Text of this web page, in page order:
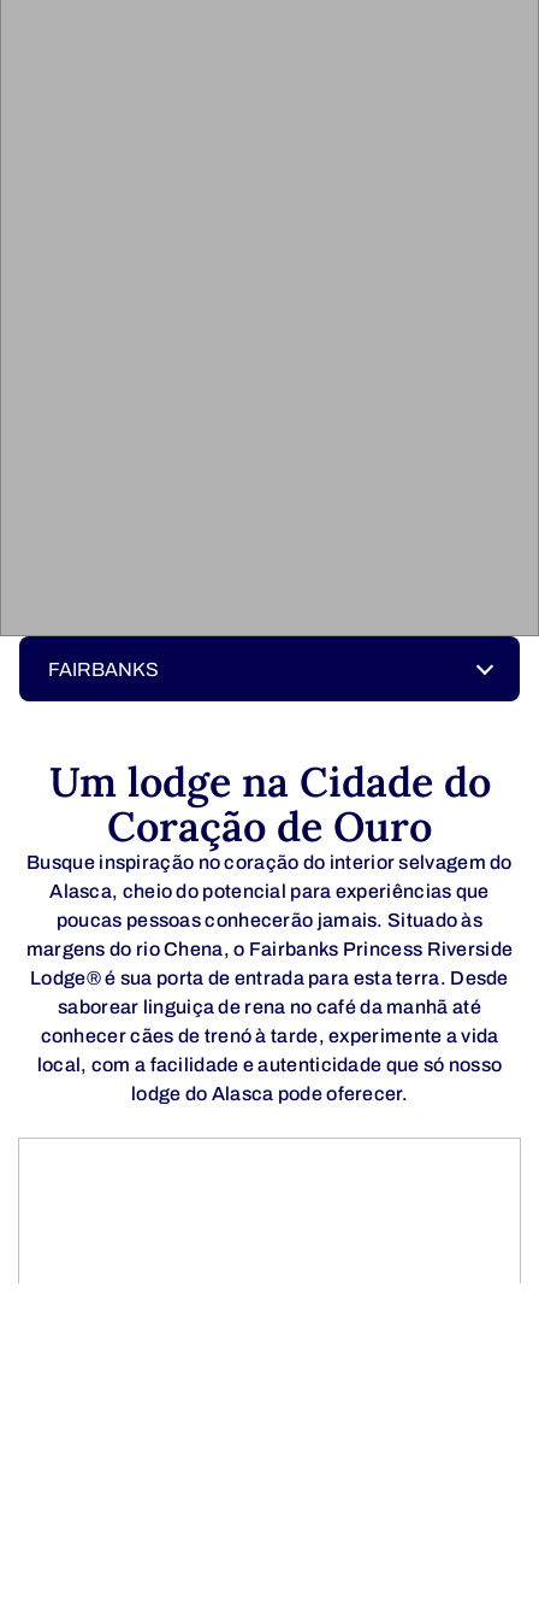
FAIRBANKS
Um lodge na Cidade do
Coração de Ouro
Busque inspiração no coração do interior selvagem do
Alasca, cheio do potencial para experiências que
poucas pessoas conhecerão jamais. Situado às
margens do rio Chena, o Fairbanks Princess Riverside
Lodge® é sua porta de entrada para esta terra. Desde
saborear linguiça de rena no café da manhã até
conhecer cães de trenó à tarde, experimente a vida
local, com a facilidade e autenticidade que só nosso
lodge do Alasca pode oferecer.